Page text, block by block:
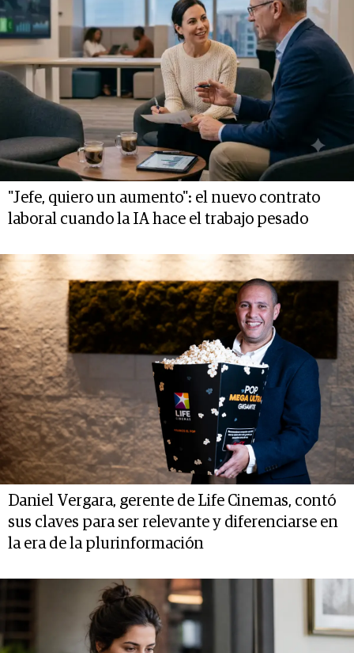
"Jefe, quiero un aumento": el nuevo contrato
laboral cuando la IA hace el trabajo pesado
Daniel Vergara, gerente de Life Cinemas, contó
sus claves para ser relevante y diferenciarse en
la era de la plurinformación